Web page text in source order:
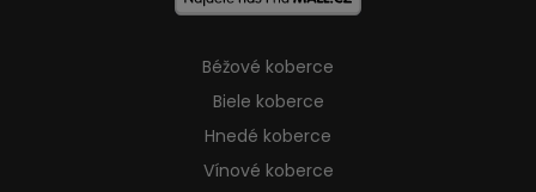
Béžové koberce
Biele koberce
Hnedé koberce
Vínové koberce